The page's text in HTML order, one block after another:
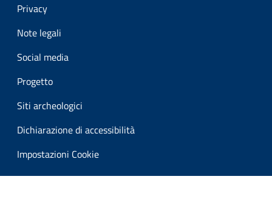
Privacy
Note legali
Social media
Progetto
Siti archeologici
Dichiarazione di accessibilità
Impostazioni Cookie